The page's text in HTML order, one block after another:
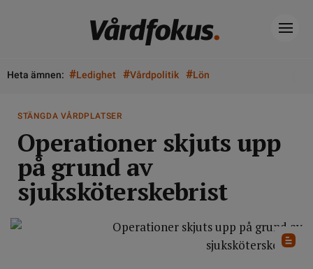
Heta ämnen: #Ledighet #Vårdpolitik #Lön
STÄNGDA VÅRDPLATSER
Operationer skjuts upp
på grund av
sjuksköterskebrist